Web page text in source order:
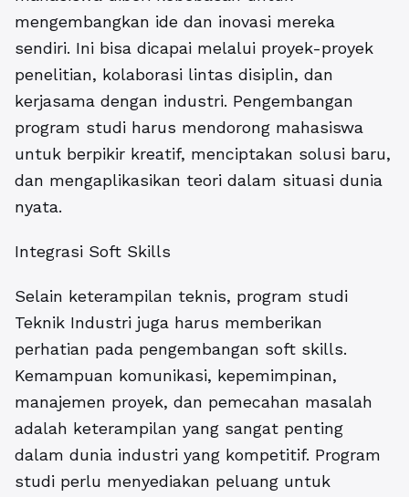
mengembangkan ide dan inovasi mereka
sendiri. Ini bisa dicapai melalui proyek-proyek
penelitian, kolaborasi lintas disiplin, dan
kerjasama dengan industri. Pengembangan
program studi harus mendorong mahasiswa
untuk berpikir kreatif, menciptakan solusi baru,
dan mengaplikasikan teori dalam situasi dunia
nyata.
Integrasi Soft Skills
Selain keterampilan teknis, program studi
Teknik Industri juga harus memberikan
perhatian pada pengembangan soft skills.
Kemampuan komunikasi, kepemimpinan,
manajemen proyek, dan pemecahan masalah
adalah keterampilan yang sangat penting
dalam dunia industri yang kompetitif. Program
studi perlu menyediakan peluang untuk